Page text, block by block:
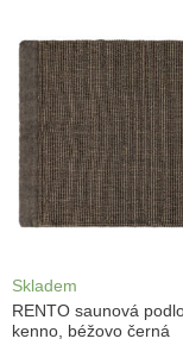
polyesteru. Vyvážený
výbornou savost,
údržba a dlouhá
podle vašeho vkusu a
Skladem
RENTO saunová
kenno, béžovo černá